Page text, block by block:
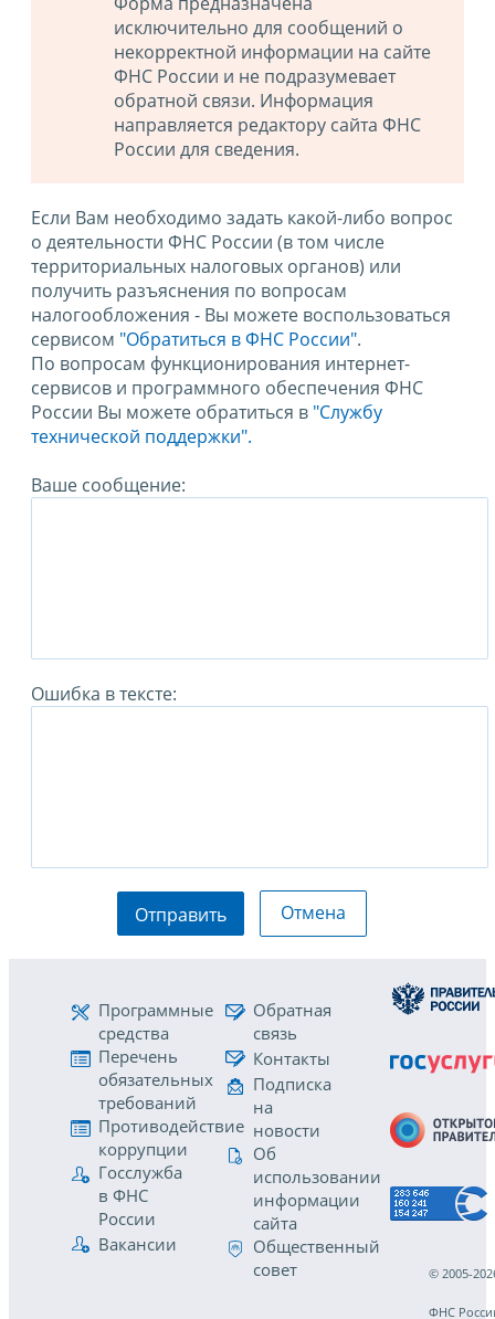
исключительно для сообщений о
некорректной информации на сайте
ФНС России и не подразумевает
обратной связи. Информация
направляется редактору сайта ФНС
России для сведения.
Если Вам необходимо задать какой-либо вопрос
о деятельности ФНС России (в том числе
территориальных налоговых органов) или
получить разъяснения по вопросам
налогообложения - Вы можете воспользоваться
сервисом "Обратиться в ФНС России".
По вопросам функционирования интернет-
сервисов и программного обеспечения ФНС
России Вы можете обратиться в "Службу
технической поддержки".
Ваше сообщение:
Ошибка в тексте:
Отправить Отмена
Программные
средства
Перечень
обязательных
требований
Противодействие
коррупции
Госслужба
в ФНС
России
Вакансии
Обратная
связь
Контакты
Подписка
на
новости
Об
использовании
информации
сайта
Общественный
совет
© 2005-
ФНС